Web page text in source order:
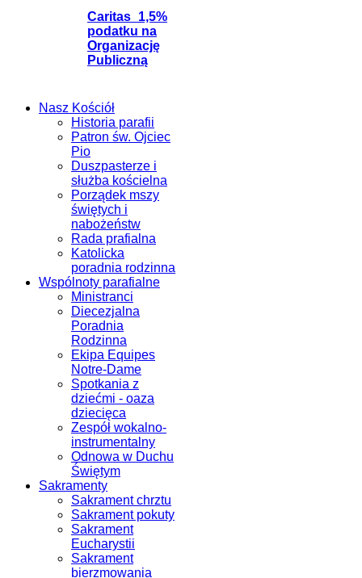
Caritas_1,5%
podatku na
Organizację
Publiczną
Nasz Kościół
Historia parafii
Patron św. Ojciec
Pio
Duszpasterze i
służba kościelna
Porządek mszy
świętych i
nabożeństw
Rada prafialna
Katolicka
poradnia rodzinna
Wspólnoty parafialne
Ministranci
Diecezjalna
Poradnia
Rodzinna
Ekipa Equipes
Notre-Dame
Spotkania z
dziećmi - oaza
dziecięca
Zespół wokalno-
instrumentalny
Odnowa w Duchu
Świętym
Sakramenty
Sakrament chrztu
Sakrament pokuty
Sakrament
Eucharystii
Sakrament
bierzmowania